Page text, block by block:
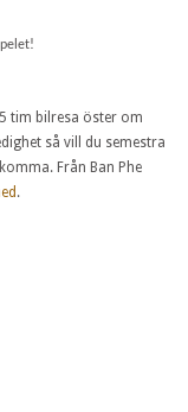
tim bilresa öster om
så vill du semestra
Från Ban Phe
.